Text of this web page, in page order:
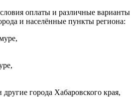
оплаты и различные варианты
и населённые пункты региона:
города Хабаровского края,